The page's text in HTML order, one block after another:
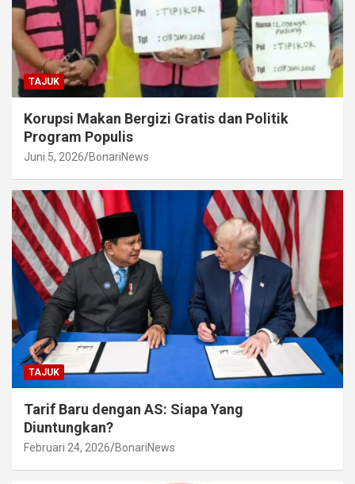
TAJUK
Korupsi Makan Bergizi Gratis dan Politik
Program Populis
Juni 5, 2026 BonariNews
TAJUK
Tarif Baru dengan AS: Siapa Yang
Diuntungkan?
Februari 24, 2026 BonariNews